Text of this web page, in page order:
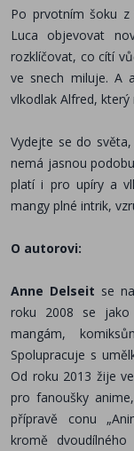
Po prvotním šoku
Luca objevovat
rozklíčovat, co cítí
ve snech miluje. A
vlkodlak Alfred,
Vydejte se do
nemá jasnou
platí i pro upíry a
mangy plné intrik,
O autorovi:
Anne Delseit se
roku 2008 se jako
mangám,
Spolupracuje s
Od roku 2013 žije
pro fanoušky
přípravě conu
kromě